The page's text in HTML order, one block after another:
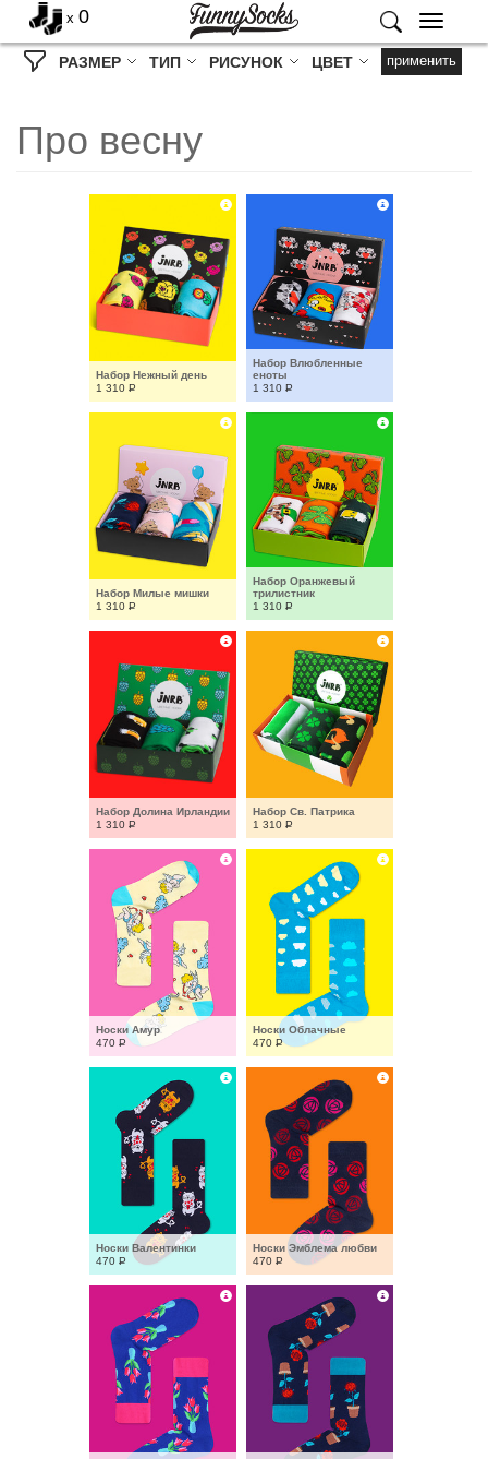
Меню
x 0
РАЗМЕР ТИП РИСУНОК ЦВЕТ применить
Про весну
Набор Нежный день
1 310 Р
Набор Влюбленные
еноты
1 310 Р
Набор Милые мишки
1 310 Р
Набор Оранжевый
трилистник
1 310 Р
Набор Долина Ирландии
1 310 Р
Набор Св. Патрика
1 310 Р
Носки Амур
470 Р
Носки Облачные
470 Р
Носки Валентинки
470 Р
Носки Эмблема любви
470 Р